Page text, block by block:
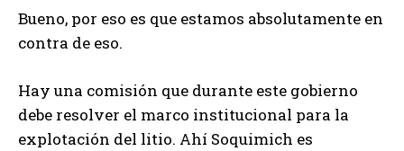
Bueno, por eso es que estamos absolutamente en
contra de eso.
Hay una comisión que durante este gobierno
debe resolver el marco institucional para la
explotación del litio. Ahí Soquimich es